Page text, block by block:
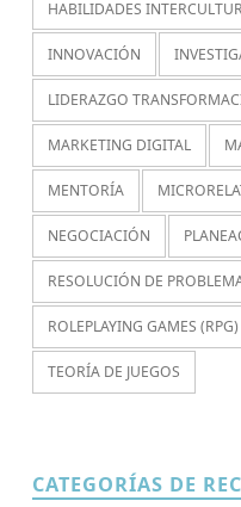
HABILIDADES
INNOVACIÓN
LIDERAZGO
MARKETING DIGITAL
MENTORÍA
NEGOCIACIÓN
RESOLUCIÓN DE
ROLEPLAYING GAMES (RPG)
TEORÍA DE JUEGOS
CATEGORÍAS DE